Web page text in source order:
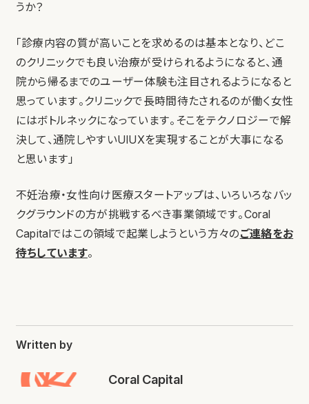
うか？
「診療内容の質が高いことを求めるのは基本となり、どこ
のクリニックでも良い治療が受けられるようになると、通
院から帰るまでのユーザー体験も注目されるようになると
思っています。クリニックで長時間待たされるのが働く女性
にはボトルネックになっています。そこをテクノロジーで解
決して、通院しやすいUIUXを実現することが大事になる
と思います」
不妊治療・女性向け医療スタートアップは、いろいろなバッ
クグラウンドの方が挑戦するべき事業領域です。Coral
Capitalではこの領域で起業しようという方々のご連絡をお
待ちしています。
Written by
Coral Capital